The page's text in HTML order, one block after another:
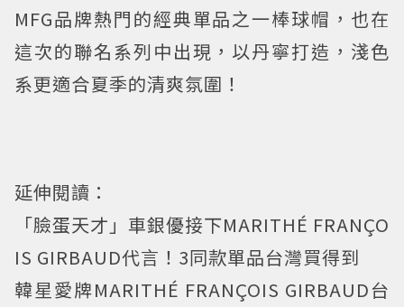
MFG品牌熱門的經典單品之一棒球帽，也在
這次的聯名系列中出現，以丹寧打造，淺色
系更適合夏季的清爽氛圍！
延伸閱讀：
「臉蛋天才」車銀優接下MARITHÉ FRANÇO
IS GIRBAUD代言！3同款單品台灣買得到
韓星愛牌MARITHÉ FRANÇOIS GIRBAUD台